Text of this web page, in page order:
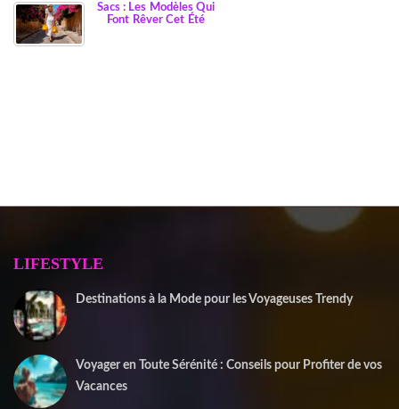
Sacs : Les Modèles Qui
Font Rêver Cet Été
LIFESTYLE
Destinations à la Mode pour les Voyageuses Trendy
Voyager en Toute Sérénité : Conseils pour Profiter de vos
Vacances